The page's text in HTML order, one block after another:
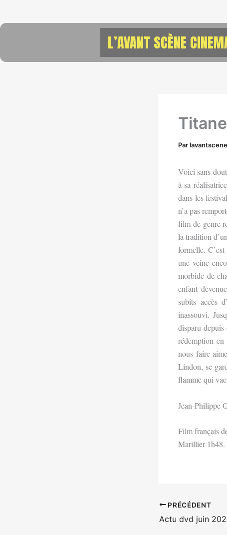
L’AVANT SCÈNE
Parlavantscene
Voici sans
à sa
dans les
n’a pas
film de genre
la tradition
formelle.
une veine
morbide de
enfant
subits accès
inassouvi.
disparu depuis
rédemption
nous faire
Lindon, se
flamme qui
Jean-Philippe
Film français
Marillier 1h48.
PRÉCÉDENT